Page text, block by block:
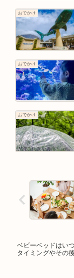
おでかけ
おでかけ
おでかけ
ベビーベッドはい
タイミングやその